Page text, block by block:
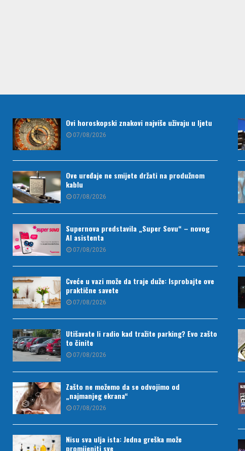
Ovi horoskopski znakovi najviše uživaju u ljetu
07/08/2026
Ove uređaje ne smijete držati na produžnom
kablu
07/08/2026
Supernova predstavila „Super Sovu“ – novog
AI asistenta
07/08/2026
Cveće u vazi može da traje duže: Isprobajte ove
praktične savete
07/08/2026
Utišavate li radio kad tražite parking? Evo zašto
to činite
07/08/2026
Zašto ne možemo da se odvojimo od
„najmanjeg ekrana“
07/08/2026
Nisu sva ulja ista: Jedna greška može
promijeniti sve